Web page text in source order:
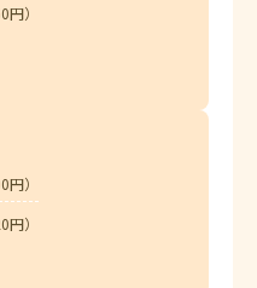
円）
円）
円）